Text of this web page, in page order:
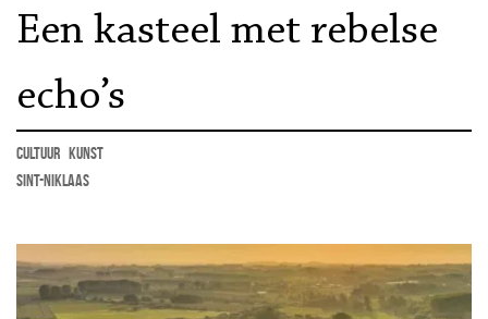
Aktief
Een kasteel met rebelse
echo’s
cultuur kunst
Sint-Niklaas